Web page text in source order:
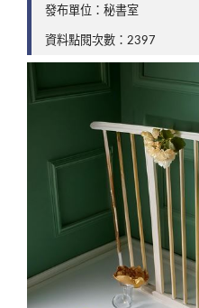
發布單位：秘書室
資料點閱次數：2397